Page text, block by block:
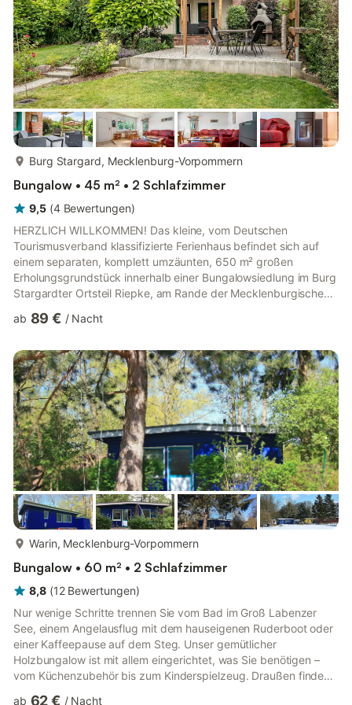
Burg Stargard, Mecklenburg-Vorpommern
Bungalow • 45 m² • 2 Schlafzimmer
9,5 (4 Bewertungen)
HERZLICH WILLKOMMEN! Das kleine, vom Deutschen
Tourismusverband klassifizierte Ferienhaus befindet sich auf
einem separaten, komplett umzäunten, 650 m² großen
Erholungsgrundstück innerhalb einer Bungalowsiedlung im Burg
Stargardter Ortsteil Riepke, am Rande der Mecklenburgischen
Mecklenburg Vorpommern“ ausgezeichnet. Die Seen
unmittelbarer Nähe und laden zum Erholen, Angeln und Baden
ein. Am nur 500 m entfernten Teschendorfer See liegt das zum
Ferienhaus dazugehörige Ruderboot...
ab 89 € / Nacht
Warin, Mecklenburg-Vorpommern
Bungalow • 60 m² • 2 Schlafzimmer
8,8 (12 Bewertungen)
Nur wenige Schritte trennen Sie vom Bad im Groß Labenzer
See, einem Angelausflug mit dem hauseigenen Ruderboot oder
einer Kaffeepause auf dem Steg. Unser gemütlicher
Holzbungalow ist mit allem eingerichtet, was Sie benötigen –
vom Küchenzubehör bis zum Kinderspielzeug. Draußen finden
ab 62 € / Nacht